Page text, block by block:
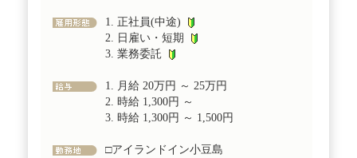
1. 正社員(中途)
2. 日雇い・短期
3. 業務委託
1. 月給 20万円 ～ 25万円
2. 時給 1,300円 ～
3. 時給 1,300円 ～ 1,500円
□アイランドイン小豆島